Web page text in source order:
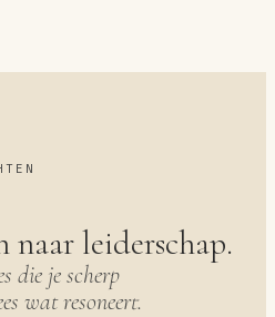
leiderschap.
die je scherp
wat resoneert.